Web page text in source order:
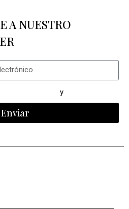
A NUESTRO
y
Enviar